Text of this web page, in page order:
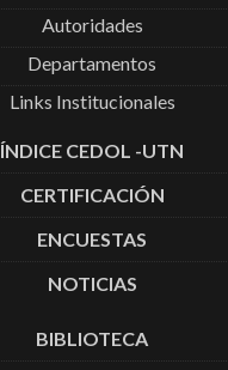
Autoridades
Departamentos
Links Institucionales
ÍNDICE CEDOL -UTN
CERTIFICACIÓN
ENCUESTAS
NOTICIAS
BIBLIOTECA